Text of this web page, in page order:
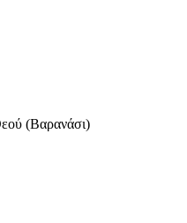
(Βαρανάσι)